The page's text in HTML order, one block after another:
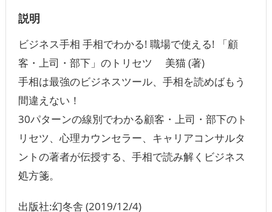
説明
ビジネス手相 手相でわかる! 職場で使える! 「顧
客・上司・部下」のトリセツ 美猫 (著)
手相は最強のビジネスツール、手相を読めばもう
間違えない！
30パターンの線別でわかる顧客・上司・部下のト
リセツ、心理カウンセラー、キャリアコンサルタ
ントの著者が伝授する、手相で読み解くビジネス
処方箋。
出版社:幻冬舎 (2019/12/4)